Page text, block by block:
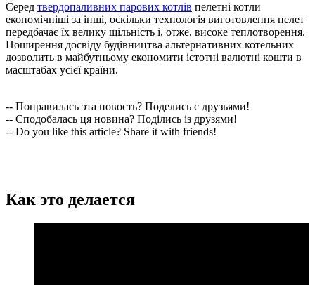
Серед твердопаливних парових котлів пелетні котли
економічніші за інші, оскільки технологія виготовлення пелет
передбачає їх велику щільність і, отже, високе теплотворення.
Поширення досвіду будівництва альтернативних котельних
дозволить в майбутньому економити істотні валютні кошти в
масштабах усієї країни.
-- Понравилась эта новость? Поделись с друзьями!
-- Сподобалась ця новина? Поділись із друзями!
-- Do you like this article? Share it with friends!
Как это делается